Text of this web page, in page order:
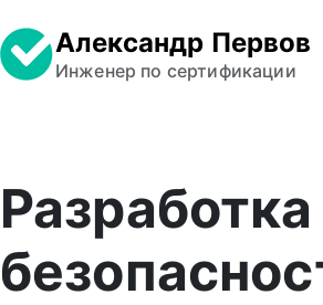
Александр Первов
Инженер по сертификации